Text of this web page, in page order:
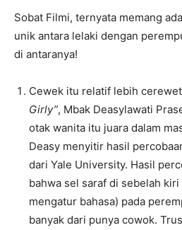
Sobat Filmi, ternyata memang
unik antara lelaki dengan
di antaranya!
Cewek itu relatif lebih
Girly”, Mbak Deasylawati
otak wanita itu juara dalam
Deasy menyitir hasil
dari Yale University. Hasil
bahwa sel saraf di sebelah
mengatur bahasa) pada
banyak dari punya cowok.